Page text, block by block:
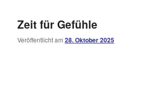
Zeit für Gefühle
Veröffentlicht am28. Oktober 2025